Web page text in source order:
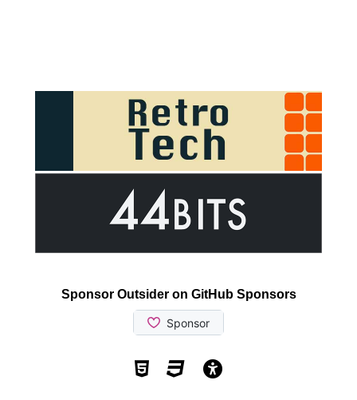
Sponsor Outsider on GitHub Sponsors
Valid HTML5
Valid CSS
WCAG 2.1 AA